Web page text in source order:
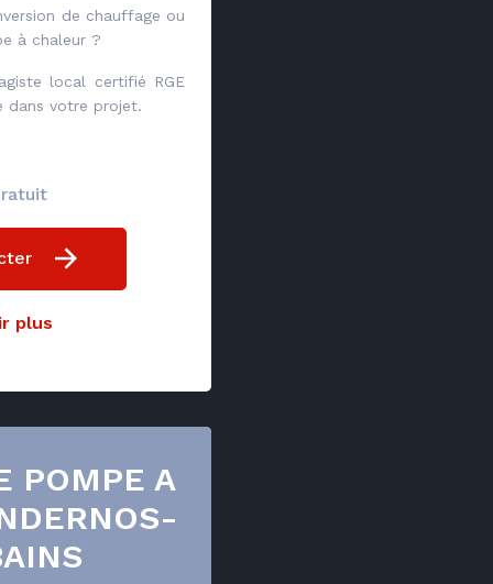
de chauffage ou
à chaleur ?
local certifié RGE
dans votre projet.
plus
POMPE A